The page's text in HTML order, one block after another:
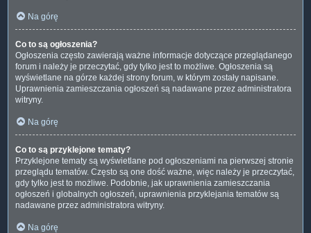
Na górę
Co to są ogłoszenia?
Ogłoszenia często zawierają ważne informacje dotyczące przeglądanego
forum i należy je przeczytać, gdy tylko jest to możliwe. Ogłoszenia są
wyświetlane na górze każdej strony forum, w którym zostały napisane.
Uprawnienia zamieszczania ogłoszeń są nadawane przez administratora
witryny.
Na górę
Co to są przyklejone tematy?
Przyklejone tematy są wyświetlane pod ogłoszeniami na pierwszej stronie
przeglądu tematów. Często są one dość ważne, więc należy je przeczytać,
gdy tylko jest to możliwe. Podobnie, jak uprawnienia zamieszczania
ogłoszeń i globalnych ogłoszeń, uprawnienia przyklejania tematów są
nadawane przez administratora witryny.
Na górę